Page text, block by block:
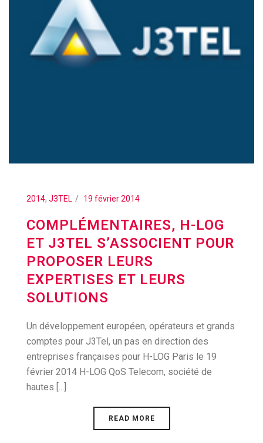
2014, J3TEL 19 février 2014
COMPLÉMENTAIRES, H-LOG
ET J3TEL S’ASSOCIENT POUR
PROPOSER LEURS
EXPERTISES ET LEURS
SOLUTIONS
Un développement européen, opérateurs et grands
comptes pour J3Tel, un pas en direction des
entreprises françaises pour H-LOG Paris le 19
février 2014 H-LOG QoS Telecom, société de
hautes [...]
READ MORE